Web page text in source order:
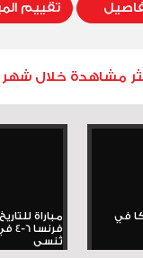
تقييم
مشاهدة خلال شهر
في
مباراة
تُنسى